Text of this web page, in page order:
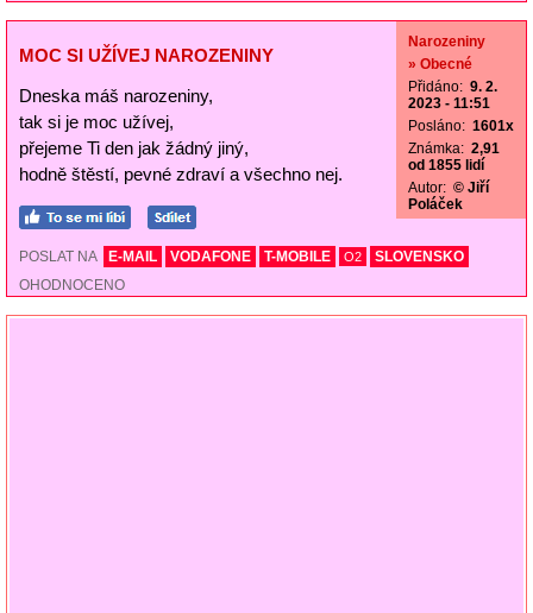
MOC SI UŽÍVEJ NAROZENINY
Dneska máš narozeniny,
tak si je moc užívej,
přejeme Ti den jak žádný jiný,
hodně štěstí, pevné zdraví a všechno nej.
Narozeniny
» Obecné
Přidáno: 9. 2.
2023 - 11:51
Posláno: 1601x
Známka: 2,91
od 1855 lidí
Autor: © Jiří
Poláček
POSLAT NA E-MAIL VODAFONE T-MOBILE O2
SLOVENSKO
OHODNOCENO